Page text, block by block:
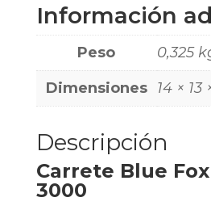
Información
Peso
0,325
Dimensiones
14 × 13
Descripción
Carrete Blue
3000